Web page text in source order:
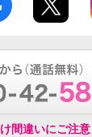
間違いにご注意